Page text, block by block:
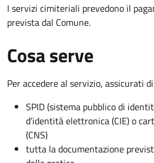
I servizi cimiteriali prevedono il
prevista dal Comune.
Cosa serve
Per accedere al servizio, assicurati
SPID (sistema pubblico di
d’identità elettronica (CIE) o
(CNS)
tutta la documentazione